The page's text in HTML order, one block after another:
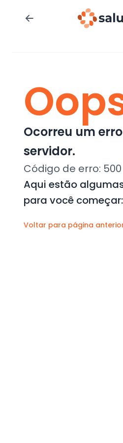
Ocorreu um
servidor.
Código de erro: 500
Aqui estão
para você começar:
Voltar para página